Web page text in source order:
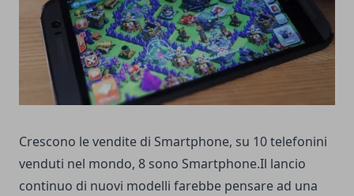
Crescono le vendite di Smartphone, su 10 telefonini
venduti nel mondo, 8 sono Smartphone.Il lancio
continuo di nuovi modelli farebbe pensare ad una